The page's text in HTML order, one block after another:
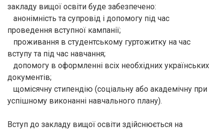
закладу вищої освіти буде забезпечено:
анонімність та супровід і допомогу під час
проведення вступної кампанії;
проживання в студентському гуртожитку на час
вступу та під час навчання;
допомогу в оформленні всіх необхідних українських
документів;
щомісячну стипендію (соціальну або академічну при
успішному виконанні навчального плану).
Вступ до закладу вищої освіти здійснюється на